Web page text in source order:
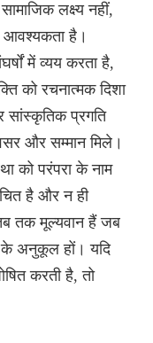
लक्ष्य नहीं,
आवश्यकता है।
में व्यय करता है,
को रचनात्मक दिशा
सांस्कृतिक प्रगति
और सम्मान मिले।
को परंपरा के नाम
है और न ही
तक मूल्यवान हैं जब
के अनुकूल हों। यदि
करती है, तो